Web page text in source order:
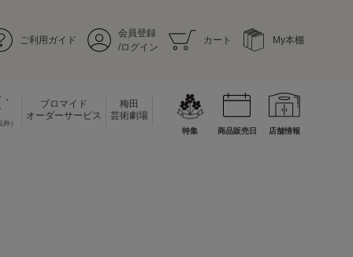
ご利用ガイド
会員登録
/ログイン
カート My本棚
）
ブロマイド
オーダーサービス
梅田
芸術劇場
特集 商品販売日 店舗情報